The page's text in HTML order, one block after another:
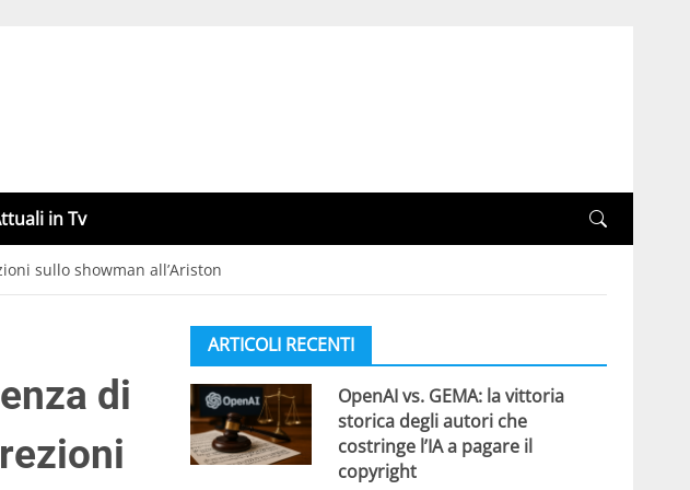
in Tv
sullo showman all’Ariston
di
ARTICOLI RECENTI
OpenAI vs. GEMA: la vittoria
storica degli autori che
costringe l’IA a pagare il
copyright